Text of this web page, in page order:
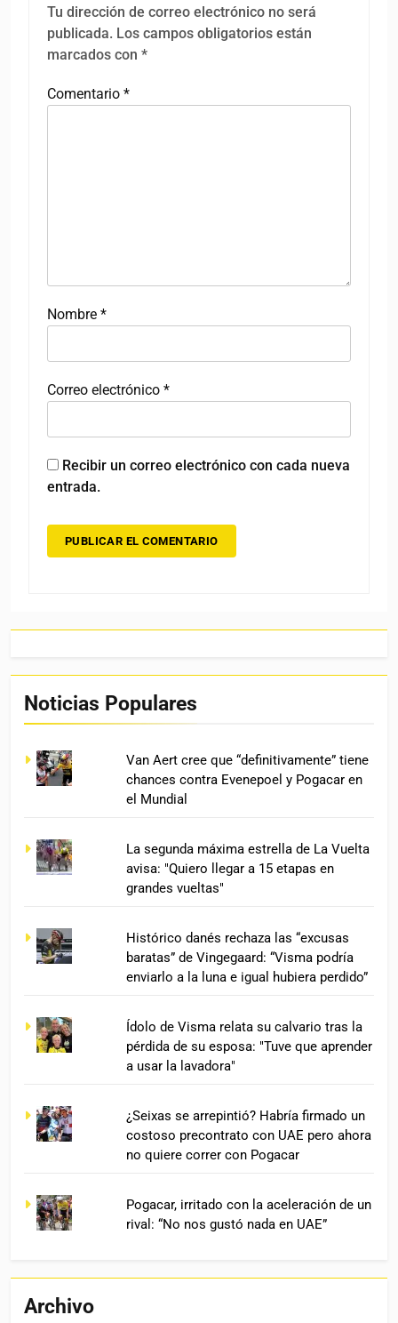
Tu dirección de correo electrónico no será
publicada. Los campos obligatorios están
marcados con *
Comentario *
Nombre *
Correo electrónico *
Recibir un correo electrónico con cada nueva
entrada.
Noticias Populares
Van Aert cree que “definitivamente” tiene
chances contra Evenepoel y Pogacar en
el Mundial
La segunda máxima estrella de La Vuelta
avisa: "Quiero llegar a 15 etapas en
grandes vueltas"
Histórico danés rechaza las “excusas
baratas” de Vingegaard: “Visma podría
enviarlo a la luna e igual hubiera perdido”
Ídolo de Visma relata su calvario tras la
pérdida de su esposa: "Tuve que aprender
a usar la lavadora"
¿Seixas se arrepintió? Habría firmado un
costoso precontrato con UAE pero ahora
no quiere correr con Pogacar
Pogacar, irritado con la aceleración de un
rival: “No nos gustó nada en UAE”
Archivo